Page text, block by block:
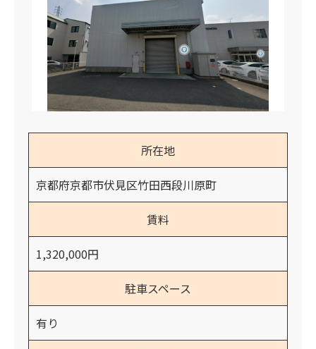
所在地
京都府京都市伏見区竹田西段川原町
賃料
1,320,000円
駐車スペース
有り